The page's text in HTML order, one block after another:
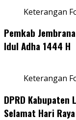
Keterangan
Pemkab
Idul Adha 1444 H
Keterangan
DPRD Kabupaten
Selamat Hari